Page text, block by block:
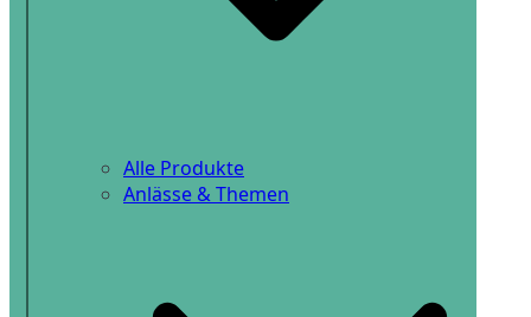
Alle Produkte
Anlässe & Themen